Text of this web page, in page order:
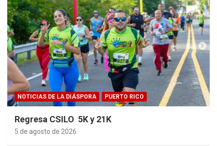
NOTICIAS DE LA DIÁSPORA PUERTO RICO
Regresa CSILO 5K y 21K
5 de agosto de 2026